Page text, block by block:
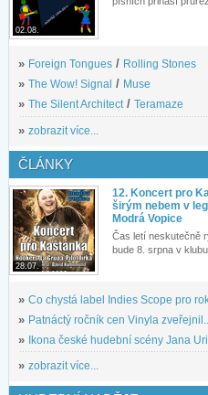
02.08.
» Foreign Tongues / Rolling Stones
» The Wow! Signal / Muse
» The Silent Architect/ Teramaze
» zobrazit více...
ČLÁNKY
28.07.
12. Koncert pro
širým nebem v
Modrá Vopice
Čas letí neskutečně
bude 8. srpna v klubu
» Co chystá label Indies Scope pro
» Patnáctý ročník cen Vinyla zveřejnil...
» Ikona české hudební scény Jana
» zobrazit více...